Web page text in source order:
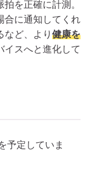
を正確に計測。
合に通知してくれ
など、より 健康を
イスへと進化して
予定していま